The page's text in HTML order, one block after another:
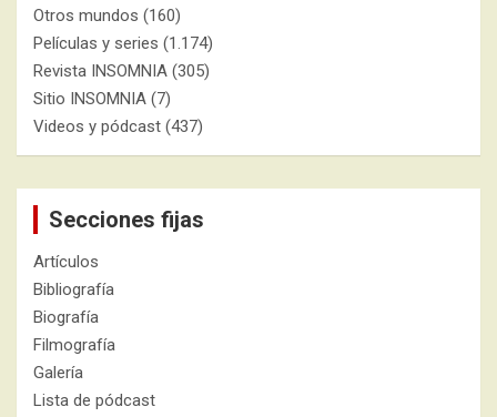
Otros mundos (160)
Películas y series (1.174)
Revista INSOMNIA (305)
Sitio INSOMNIA (7)
Videos y pódcast (437)
Secciones fijas
Artículos
Bibliografía
Biografía
Filmografía
Galería
Lista de pódcast